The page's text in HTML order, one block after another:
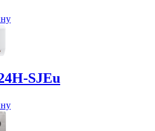
SJEu